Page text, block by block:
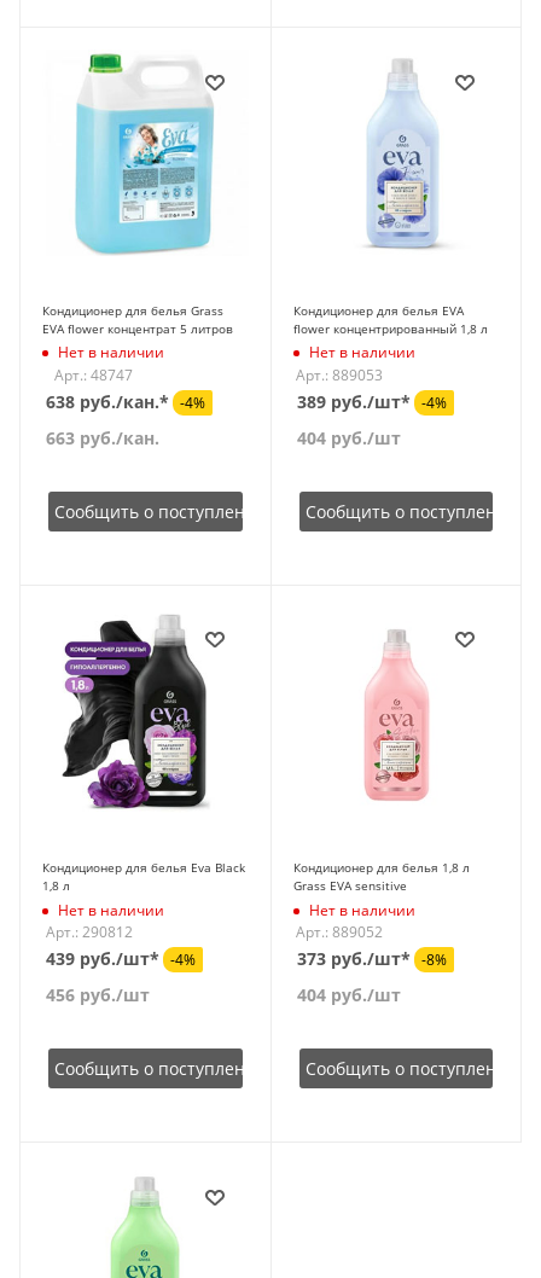
Кондиционер для белья Grass
EVA flower концентрат 5 литров
Нет в наличии
Арт.: 48747
638 руб./кан.* -4%
663 руб./кан.
Сообщить о поступлении
Кондиционер для белья EVA
flower концентрированный 1,8 л
Нет в наличии
Арт.: 889053
389 руб./шт* -4%
404руб./шт
Сообщить о поступлении
Кондиционер для белья Eva Black
1,8 л
Нет в наличии
Арт.: 290812
439 руб./шт* -4%
456 руб./шт
Сообщить о поступлении
Кондиционер для белья 1,8 л
Grass EVA sensitive
Нет в наличии
Арт.: 889052
373 руб./шт* -8%
404руб./шт
Сообщить о поступлении